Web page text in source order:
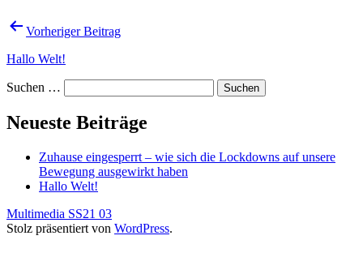
Vorheriger Beitrag
Hallo Welt!
Suchen …
Neueste Beiträge
Zuhause eingesperrt – wie sich die Lockdowns auf unsere
Bewegung ausgewirkt haben
Hallo Welt!
Multimedia SS21 03
Stolz präsentiert von WordPress.